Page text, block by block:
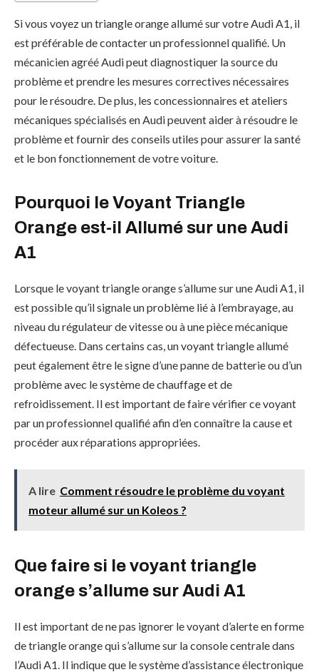
Si vous voyez un triangle orange allumé sur votre Audi A1, il
est préférable de contacter un professionnel qualifié. Un
mécanicien agréé Audi peut diagnostiquer la source du
problème et prendre les mesures correctives nécessaires
pour le résoudre. De plus, les concessionnaires et ateliers
mécaniques spécialisés en Audi peuvent aider à résoudre le
problème et fournir des conseils utiles pour assurer la santé
et le bon fonctionnement de votre voiture.
Pourquoi le Voyant Triangle
Orange est-il Allumé sur une Audi
A1
Lorsque le voyant triangle orange s’allume sur une Audi A1, il
est possible qu’il signale un problème lié à l’embrayage, au
niveau du régulateur de vitesse ou à une pièce mécanique
défectueuse. Dans certains cas, un voyant triangle allumé
peut également être le signe d’une panne de batterie ou d’un
problème avec le système de chauffage et de
refroidissement. Il est important de faire vérifier ce voyant
par un professionnel qualifié afin d’en connaître la cause et
procéder aux réparations appropriées.
A lire Comment résoudre le problème du voyant
moteur allumé sur un Koleos ?
Que faire si le voyant triangle
orange s’allume sur Audi A1
Il est important de ne pas ignorer le voyant d’alerte en forme
de triangle orange qui s’allume sur la console centrale dans
l’Audi A1. Il indique que le système d’assistance électronique